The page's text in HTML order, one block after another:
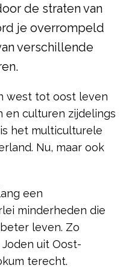
de straten van
je overrompeld
verschillende
west tot oost leven
culturen zijdelings
het multiculturele
Nu, maar ook
een
minderheden die
leven. Zo
uit Oost-
terecht.